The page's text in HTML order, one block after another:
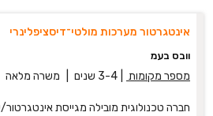
אינטגרטור מערכות מולטי־דיסציפלינרי
וובס בעמ
מספר מקומות 3-4 שנים משרה מלאה
חברה טכנולוגית מובילה מגייסת